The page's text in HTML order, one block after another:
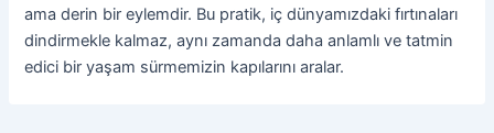
ama derin bir eylemdir. Bu pratik, iç dünyamızdaki fırtınaları
dindirmekle kalmaz, aynı zamanda daha anlamlı ve tatmin
edici bir yaşam sürmemizin kapılarını aralar.